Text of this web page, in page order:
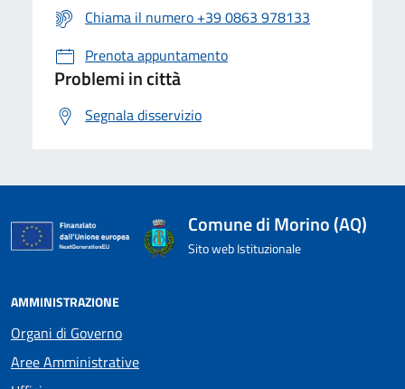
Chiama il numero +39 0863 978133
Prenota appuntamento
Problemi in città
Segnala disservizio
Comune di Morino (AQ)
Sito web Istituzionale
AMMINISTRAZIONE
Organi di Governo
Aree Amministrative